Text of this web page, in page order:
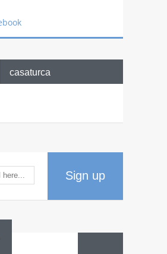
casaturca
Sign up